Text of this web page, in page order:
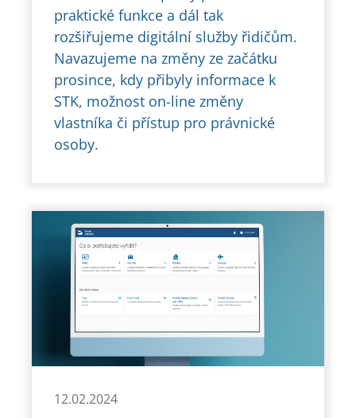
praktické funkce a dál tak
rozšiřujeme digitální služby řidičům.
Navazujeme na změny ze začátku
prosince, kdy přibyly informace k
STK, možnost on-line změny
vlastníka či přístup pro právnické
osoby.
12.02.2024